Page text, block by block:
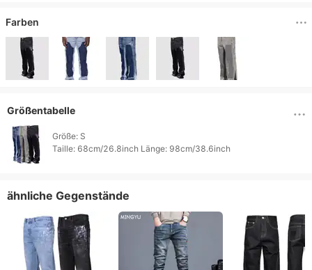
Farben
Größentabelle
Größe: S
ähnliche Gegenstände